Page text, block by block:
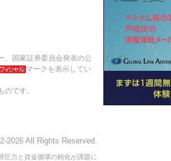
、国家証券委員会発表の公
マークを表示してい
です。
2026 All Rights Reserved.
圧力と資金循環の鈍化が課題に